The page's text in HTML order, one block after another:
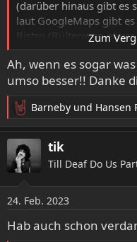
(darüber hinaus gibt es
laut GoogleMaps gibt
Bistro (Bültenweg
Grill (etwas
noch existieren/
Auch hier große
Zum
Ah, wenn es sogar
umso besser!! Danke
R
e
a
k
t
n
e
n
Barneby und Hansen
tik
Till Deaf Do Us
24. Feb. 2023
Hab auch schon